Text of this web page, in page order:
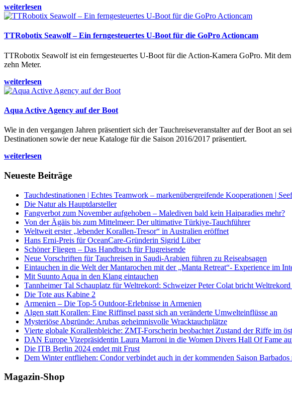
weiterlesen
TTRobotix Seawolf – Ein ferngesteuertes U-Boot für die GoPro Actioncam
TTRobotix Seawolf ist ein ferngesteuertes U-Boot für die Action-Kamera GoPro. Mit
zehn Meter.
weiterlesen
Aqua Active Agency auf der Boot
Wie in den vergangen Jahren präsentiert sich der Tauchreiseveranstalter auf der Boot
Destinationen sowie der neue Kataloge für die Saison 2016/2017 präsentiert.
weiterlesen
Neueste Beiträge
Tauchdestinationen | Echtes Teamwork – markenübergreifende Kooperationen |
Die Natur als Hauptdarsteller
Fangverbot zum November aufgehoben – Malediven bald kein Haiparadies mehr?
Von der Ägäis bis zum Mittelmeer: Der ultimative Türkiye-Tauchführer
Weltweit erster „lebender Korallen-Tresor“ in Australien eröffnet
Hans Erni-Preis für OceanCare-Gründerin Sigrid Lüber
Schöner Fliegen – Das Handbuch für Flugreisende
Neue Vorschriften für Tauchreisen in Saudi-Arabien führen zu Reiseabsagen
Eintauchen in die Welt der Mantarochen mit der „Manta Retreat“- Experience im
Mit Suunto Aqua in den Klang eintauchen
Tannheimer Tal Schauplatz für Weltrekord: Schweizer Peter Colat bricht
Die Tote aus Kabine 2
Armenien – Die Top-5 Outdoor-Erlebnisse in Armenien
Algen statt Korallen: Eine Riffinsel passt sich an veränderte Umwelteinflüsse an
Mysteriöse Abgründe: Arubas geheimnisvolle Wracktauchplätze
Vierte globale Korallenbleiche: ZMT-Forscherin beobachtet Zustand der Riffe im
DAN Europe Vizepräsidentin Laura Marroni in die Women Divers Hall Of Fame
Die ITB Berlin 2024 endet mit Frust
Dem Winter entfliehen: Condor verbindet auch in der kommenden Saison Barbados
Magazin-Shop